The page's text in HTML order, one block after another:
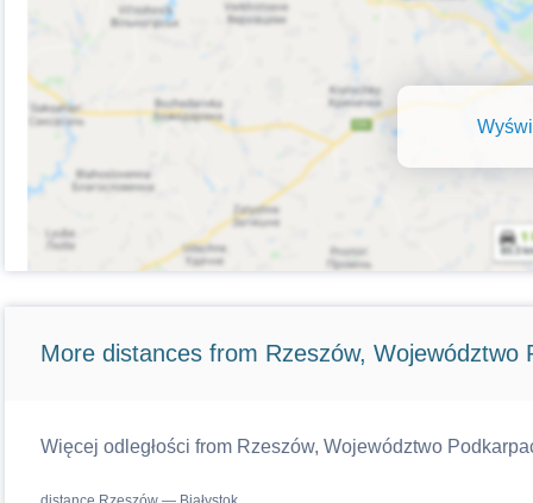
More distances from Rzeszów, Województwo
Więcej odległości from Rzeszów, Województwo